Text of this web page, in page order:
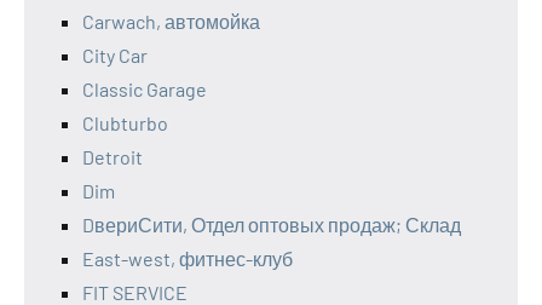
Carwach, автомойка
City Car
Classic Garage
Clubturbo
Detroit
Dim
DвериСити, Отдел оптовых продаж; Склад
East-west, фитнес-клуб
FIT SERVICE